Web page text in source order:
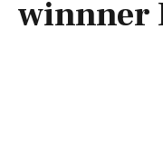
winnner